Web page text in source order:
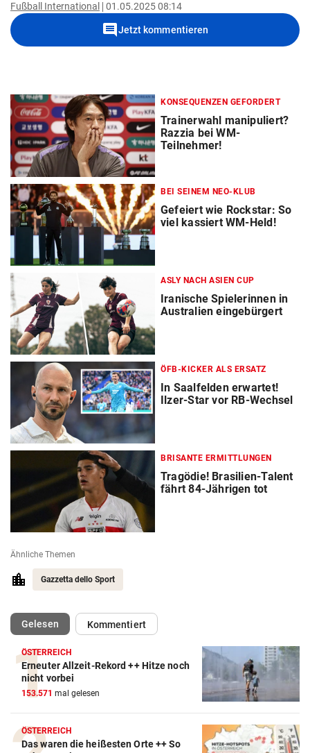
Fußball International 01.05.2025 08:14
commentJetzt kommentieren
KONSEQUENZEN GEFORDERT
Trainerwahl manipuliert?
Razzia bei WM-
Teilnehmer!
BEI SEINEM NEO-KLUB
Gefeiert wie Rockstar: So
viel kassiert WM-Held!
ASLY NACH ASIEN CUP
Iranische Spielerinnen in
Australien eingebürgert
ÖFB-KICKER ALS ERSATZ
In Saalfelden erwartet!
Ilzer-Star vor RB-Wechsel
BRISANTE ERMITTLUNGEN
Tragödie! Brasilien-Talent
fährt 84-Jährigen tot
Ähnliche Themen
Gazzetta dello Sport
Gelesen(ausgewählt)Kommentiert
ÖSTERREICH
Erneuter Allzeit-Rekord ++ Hitze noch
nicht vorbei
153.571 mal gelesen
ÖSTERREICH
Das waren die heißesten Orte ++ So
Action-Cam Vergleich
ZUM VERGLEICH
Crosstrainer Vergleich
ZUM VERGLEICH